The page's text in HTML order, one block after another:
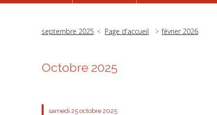
septembre 2025 Page d'accueil février 2026
Octobre 2025
samedi 25 octobre 2025